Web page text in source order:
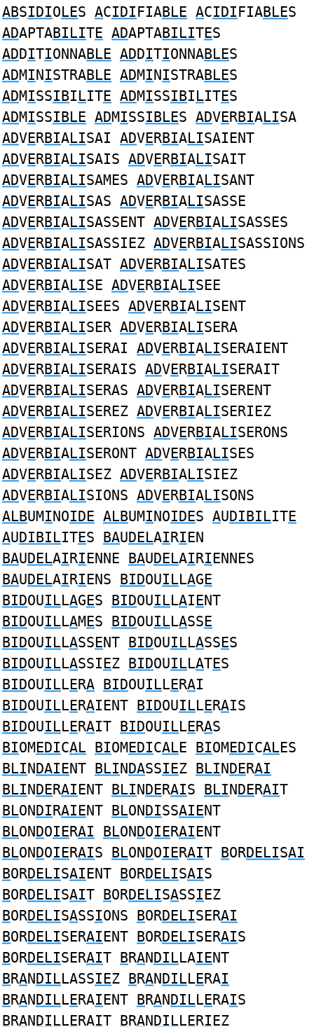
ABSIDIOLES ACIDIFIABLE ACIDIFIABLES
ADAPTABILITE ADAPTABILITES
ADDITIONNABLE ADDITIONNABLES
ADMINISTRABLE ADMINISTRABLES
ADMISSIBILITE ADMISSIBILITES
ADMISSIBLE ADMISSIBLES ADVERBIALISA
ADVERBIALISAI ADVERBIALISAIENT
ADVERBIALISAIS ADVERBIALISAIT
ADVERBIALISAMES ADVERBIALISANT
ADVERBIALISAS ADVERBIALISASSE
ADVERBIALISASSENT ADVERBIALISASSES
ADVERBIALISASSIEZ ADVERBIALISASSIONS
ADVERBIALISAT ADVERBIALISATES
ADVERBIALISE ADVERBIALISEE
ADVERBIALISEES ADVERBIALISENT
ADVERBIALISER ADVERBIALISERA
ADVERBIALISERAI ADVERBIALISERAIENT
ADVERBIALISERAIS ADVERBIALISERAIT
ADVERBIALISERAS ADVERBIALISERENT
ADVERBIALISEREZ ADVERBIALISERIEZ
ADVERBIALISERIONS ADVERBIALISERONS
ADVERBIALISERONT ADVERBIALISES
ADVERBIALISEZ ADVERBIALISIEZ
ADVERBIALISIONS ADVERBIALISONS
ALBUMINOIDE ALBUMINOIDES AUDIBILITE
AUDIBILITES BAUDELAIRIEN
BAUDELAIRIENNE BAUDELAIRIENNES
BAUDELAIRIENS BIDOUILLAGE
BIDOUILLAGES BIDOUILLAIENT
BIDOUILLAMES BIDOUILLASSE
BIDOUILLASSENT BIDOUILLASSES
BIDOUILLASSIEZ BIDOUILLATES
BIDOUILLERA BIDOUILLERAI
BIDOUILLERAIENT BIDOUILLERAIS
BIDOUILLERAIT BIDOUILLERAS
BIOMEDICAL BIOMEDICALE BIOMEDICALES
BLINDAIENT BLINDASSIEZ BLINDERAI
BLINDERAIENT BLINDERAIS BLINDERAIT
BLONDIRAIENT BLONDISSAIENT
BLONDOIERAI BLONDOIERAIENT
BLONDOIERAIS BLONDOIERAIT BORDELISAI
BORDELISAIENT BORDELISAIS
BORDELISAIT BORDELISASSIEZ
BORDELISASSIONS BORDELISERAI
BORDELISERAIENT BORDELISERAIS
BORDELISERAIT BRANDILLAIENT
BRANDILLASSIEZ BRANDILLERAI
BRANDILLERAIENT BRANDILLERAIS
BRANDILLERAIT BRANDILLERIEZ